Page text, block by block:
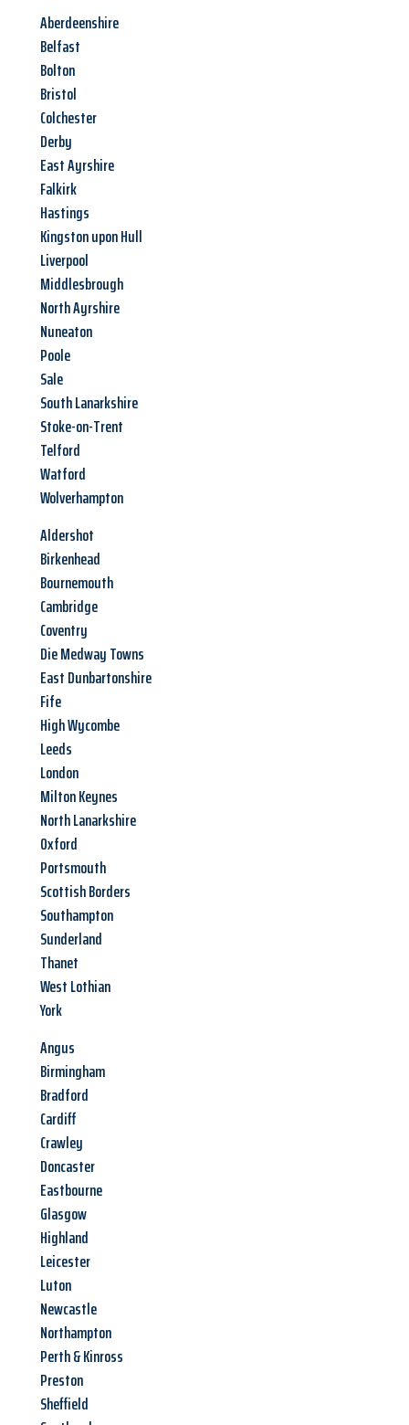
Aberdeenshire
Belfast
Bolton
Bristol
Colchester
Derby
East Ayrshire
Falkirk
Hastings
Kingston upon Hull
Liverpool
Middlesbrough
North Ayrshire
Nuneaton
Poole
Sale
South Lanarkshire
Stoke-on-Trent
Telford
Watford
Wolverhampton
Aldershot
Birkenhead
Bournemouth
Cambridge
Coventry
Die Medway Towns
East Dunbartonshire
Fife
High Wycombe
Leeds
London
Milton Keynes
North Lanarkshire
Oxford
Portsmouth
Scottish Borders
Southampton
Sunderland
Thanet
West Lothian
York
Angus
Birmingham
Bradford
Cardiff
Crawley
Doncaster
Eastbourne
Glasgow
Highland
Leicester
Luton
Newcastle
Northampton
Perth & Kinross
Preston
Sheffield